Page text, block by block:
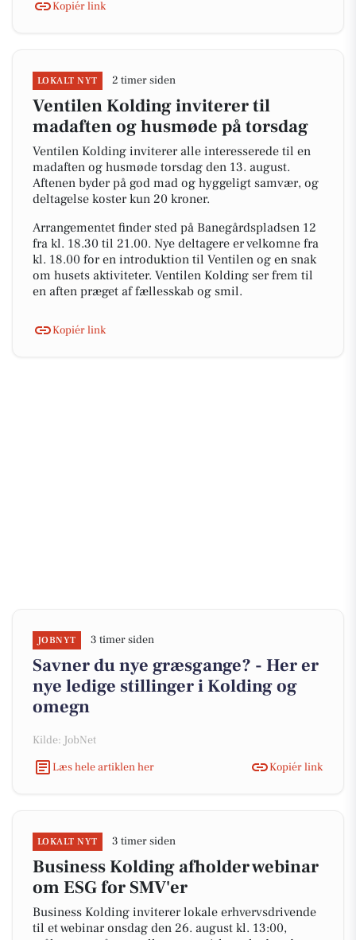
Kopiér link
LOKALT NYT 2 timer siden
Ventilen Kolding inviterer til
madaften og husmøde på torsdag
Ventilen Kolding inviterer alle interesserede til en
madaften og husmøde torsdag den 13. august.
Aftenen byder på god mad og hyggeligt samvær, og
deltagelse koster kun 20 kroner.
Arrangementet finder sted på Banegårdspladsen 12
fra kl. 18.30 til 21.00. Nye deltagere er velkomne fra
kl. 18.00 for en introduktion til Ventilen og en snak
om husets aktiviteter. Ventilen Kolding ser frem til
en aften præget af fællesskab og smil.
Kopiér link
JOBNYT 3 timer siden
Savner du nye græsgange? - Her er
nye ledige stillinger i Kolding og
omegn
Kilde: JobNet
Læs hele artiklen her
Kopiér link
LOKALT NYT 3 timer siden
Business Kolding afholder webinar
om ESG for SMV'er
Business Kolding inviterer lokale erhvervsdrivende
til et webinar onsdag den 26. august kl. 13:00,